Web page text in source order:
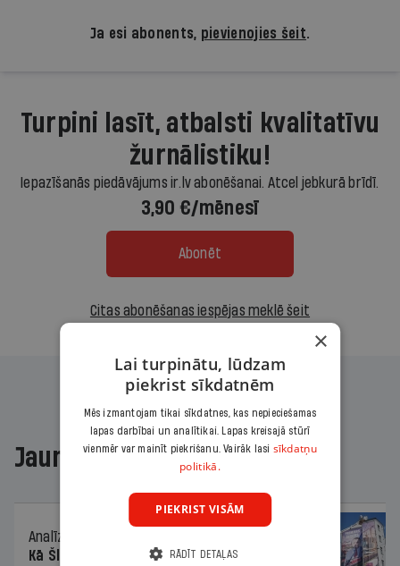
Ja esi abonents, pievienojies šeit.
Turpini lasīt, atbalsti kvalitatīvu
žurnālistiku!
Iepazīšanās piedāvājums ir.lv abonēšanai. Atcel jebkurā brīdī.
3,90 €/mēnesī
Abonēt
Citas abonēšanas iespējas meklē šeit
Jaunākajā žurnālā
Analīze
Kā Šlesera partija palika nesodīta par
×
Lai turpinātu, lūdzam
piekrist sīkdatnēm
Mēs izmantojam tikai sīkdatnes, kas nepieciešamas
lapas darbībai un analītikai. Lapas kreisajā stūrī
vienmēr var mainīt piekrišanu. Vairāk lasi sīkdatņu
politikā.
PIEKRIST VISĀM
RĀDĪT DETAĻAS